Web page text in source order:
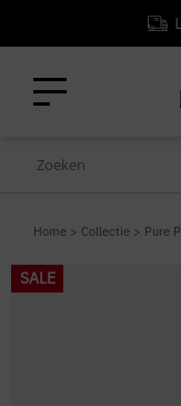
Home > Collectie > Pure
SALE